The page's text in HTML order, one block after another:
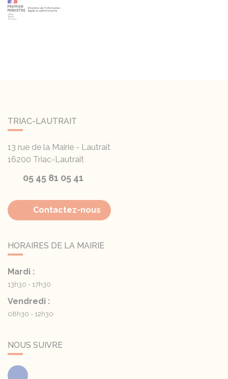
TRIAC-LAUTRAIT
13 rue de la Mairie - Lautrait
16200 Triac-Lautrait
05 45 81 05 41
Contactez-nous
HORAIRES DE LA MAIRIE
Mardi :
13h30 - 17h30
Vendredi :
08h30 - 12h30
NOUS SUIVRE